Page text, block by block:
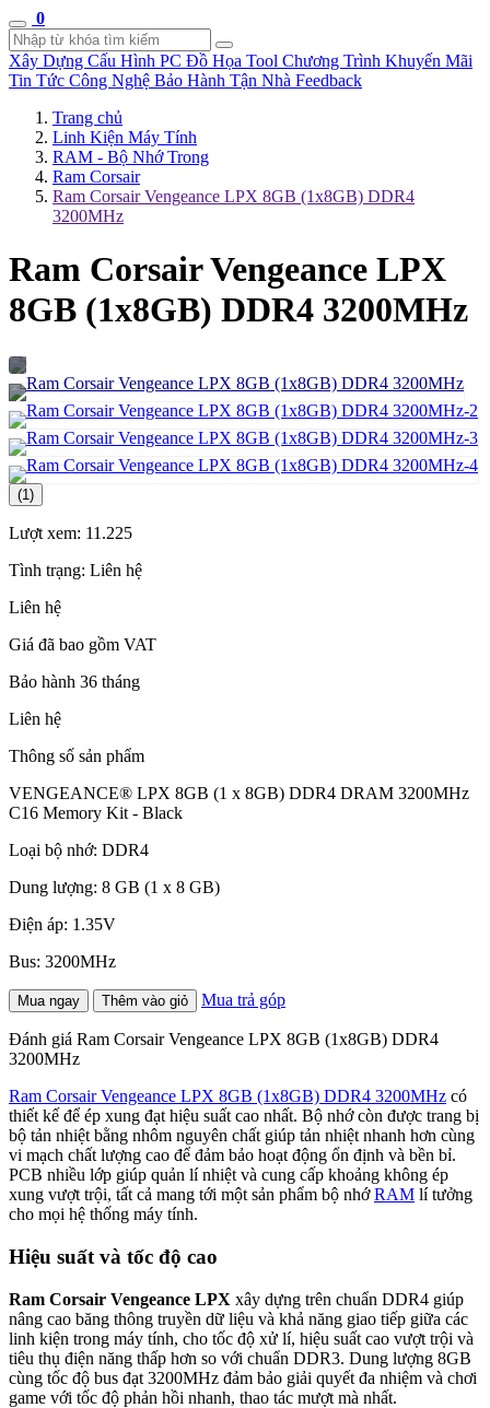
0
Xây Dựng Cấu Hình PC Đồ Họa Tool Chương Trình Khuyến Mãi
Tin Tức Công Nghệ Bảo Hành Tận Nhà Feedback
Trang chủ
Linh Kiện Máy Tính
RAM - Bộ Nhớ Trong
Ram Corsair
Ram Corsair Vengeance LPX 8GB (1x8GB) DDR4
3200MHz
Ram Corsair Vengeance LPX
8GB (1x8GB) DDR4 3200MHz
(1)
Lượt xem: 11.225
Tình trạng: Liên hệ
Liên hệ
Giá đã bao gồm VAT
Bảo hành 36 tháng
Liên hệ
Thông số sản phẩm
VENGEANCE® LPX 8GB (1 x 8GB) DDR4 DRAM 3200MHz
C16 Memory Kit - Black
Loại bộ nhớ: DDR4
Dung lượng: 8 GB (1 x 8 GB)
Điện áp: 1.35V
Bus: 3200MHz
Mua ngay Thêm vào giỏ Mua trả góp
Đánh giá Ram Corsair Vengeance LPX 8GB (1x8GB) DDR4
3200MHz
Ram Corsair Vengeance LPX 8GB (1x8GB) DDR4 3200MHz có
thiết kế để ép xung đạt hiệu suất cao nhất. Bộ nhớ còn được trang bị
bộ tản nhiệt bằng nhôm nguyên chất giúp tản nhiệt nhanh hơn cùng
vi mạch chất lượng cao để đảm bảo hoạt động ổn định và bền bỉ.
PCB nhiều lớp giúp quản lí nhiệt và cung cấp khoảng không ép
xung vượt trội, tất cả mang tới một sản phẩm bộ nhớRAM lí tưởng
cho mọi hệ thống máy tính.
Hiệu suất và tốc độ cao
Ram Corsair Vengeance LPX xây dựng trên chuẩn DDR4 giúp
nâng cao băng thông truyền dữ liệu và khả năng giao tiếp giữa các
linh kiện trong máy tính, cho tốc độ xử lí, hiệu suất cao vượt trội và
tiêu thụ điện năng thấp hơn so với chuẩn DDR3. Dung lượng 8GB
cùng tốc độ bus đạt 3200MHz đảm bảo giải quyết đa nhiệm và chơi
game với tốc độ phản hồi nhanh, thao tác mượt mà nhất.